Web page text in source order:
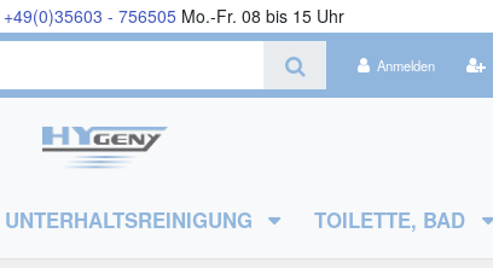
+49(0)35603 - 756505 Mo.-Fr. 08 bis 15 Uhr
Anmelden
UNTERHALTSREINIGUNG TOILETTE, BAD